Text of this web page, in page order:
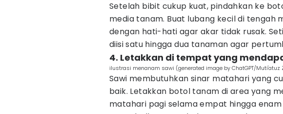
Setelah bibit cukup kuat, pindahkan ke
media tanam. Buat lubang kecil di tengah
dengan hati-hati agar akar tidak rusak.
diisi satu hingga dua tanaman agar
4. Letakkan di tempat yang
ilustrasi menanam sawi (generated image by ChatGPT/Muti'atuz
Sawi membutuhkan sinar matahari yang
baik. Letakkan botol tanam di area yang
matahari pagi selama empat hingga